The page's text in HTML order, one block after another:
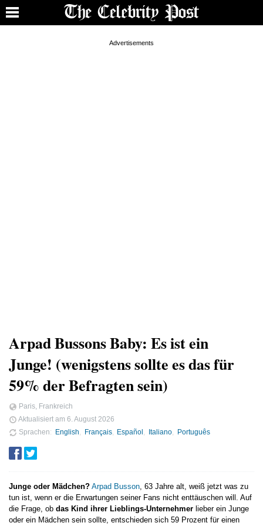
Arpad Bussons Baby: Es ist ein
Junge! (wenigstens sollte es das für
59% der Befragten sein)
Paris, Frankreich
Aktualisiert am 6. August 2026
Sprachen
English Français Español Italiano Português
Junge oder Mädchen? Arpad Busson, 63 Jahre alt, weiß jetzt was zu
tun ist, wenn er die Erwartungen seiner Fans nicht enttäuschen will. Auf
die Frage, ob das Kind ihrer Lieblings-Unternehmer lieber ein Junge
oder ein Mädchen sein sollte, entschieden sich 59 Prozent für einen